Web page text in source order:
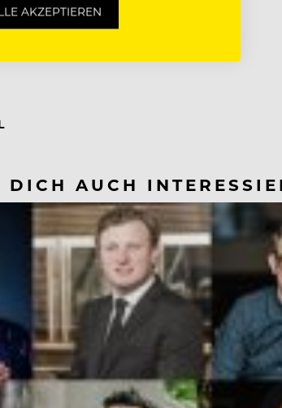
DICH AUCH
AKZEPTIEREN